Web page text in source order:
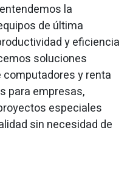
entendemos la
de última
y eficiencia
soluciones
y renta
para empresas,
especiales
sin necesidad de